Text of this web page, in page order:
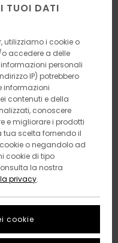
TUOI DATI
utilizziamo i cookie o
accedere a delle
personali
IP) potrebbero
informazioni
contenuti e della
conoscere
e migliorare i prodotti
tua scelta fornendo il
o negandolo ad
cookie di tipo
la nostra
privacy.
cookie